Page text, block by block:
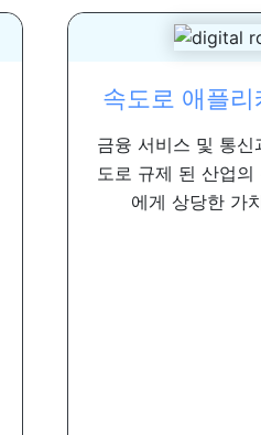
속도로 애플
금융 서비스 및 통
도로 규제 된 산업
에게 상당한 가